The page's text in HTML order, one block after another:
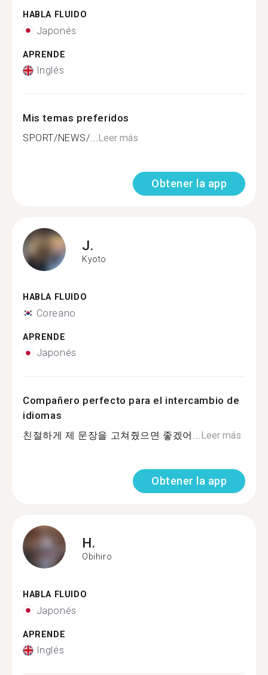
HABLA FLUIDO
Japonés
APRENDE
Inglés
Mis temas preferidos
SPORT/NEWS/...Leer más
Obtener la app
J.
Kyoto
HABLA FLUIDO
Coreano
APRENDE
Japonés
Compañero perfecto para el intercambio de
idiomas
친절하게 제 문장을 고쳐줬으면 좋겠어...Leer más
Obtener la app
H.
Obihiro
HABLA FLUIDO
Japonés
APRENDE
Inglés